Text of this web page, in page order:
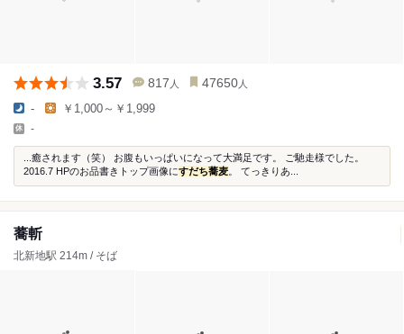
3.57 817 人 47650 人
- ￥1,000～￥1,999
-
...癒されます（笑） お腹もいっぱいになって大満足です。 ご馳走様でした。
2016.7 HPのお品書きトップ画像にすだち蕎麦 。 てっきりあ...
蕎斬
北新地駅 214m / そば